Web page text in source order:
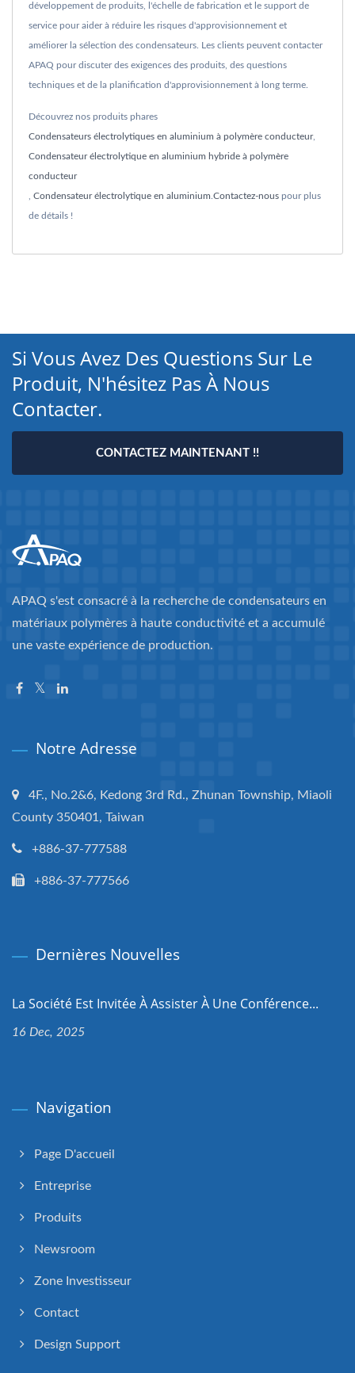
développement de produits, l'échelle de fabrication et le support de
service pour aider à réduire les risques d'approvisionnement et
améliorer la sélection des condensateurs. Les clients peuvent contacter
APAQ pour discuter des exigences des produits, des questions
techniques et de la planification d'approvisionnement à long terme.
Découvrez nos produits phares
Condensateurs électrolytiques en aluminium à polymère conducteur,
Condensateur électrolytique en aluminium hybride à polymère
conducteur
, Condensateur électrolytique en aluminium.Contactez-nous pour plus
de détails !
Si Vous Avez Des Questions Sur Le
Produit, N'hésitez Pas À Nous
Contacter.
CONTACTEZ MAINTENANT !!
APAQ s'est consacré à la recherche de condensateurs en
matériaux polymères à haute conductivité et a accumulé
une vaste expérience de production.
Notre Adresse
4F., No.2&6, Kedong 3rd Rd., Zhunan Township, Miaoli
County 350401, Taiwan
+886-37-777588
+886-37-777566
Dernières Nouvelles
La Société Est Invitée À Assister À Une Conférence...
16 Dec, 2025
Navigation
Page D'accueil
Entreprise
Produits
Newsroom
Zone Investisseur
Contact
Design Support